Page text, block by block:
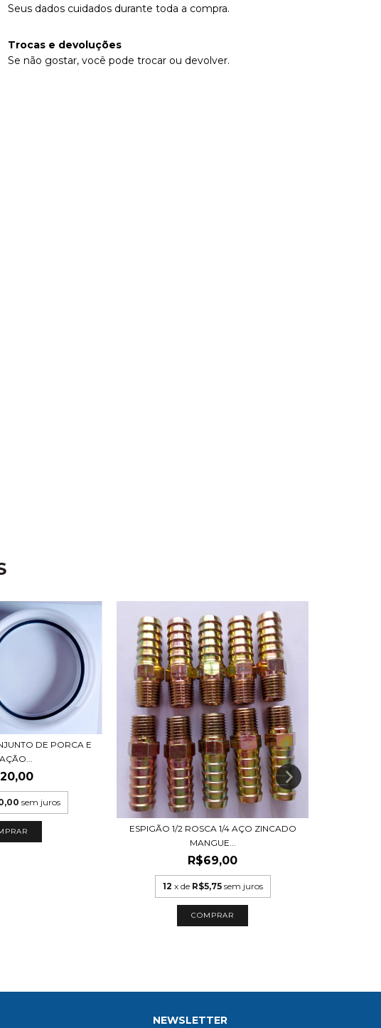
Seus dados cuidados durante toda a compra.
Trocas e devoluções
Se não gostar, você pode trocar ou devolver.
DE PORCA E
sem juros
ESPIGÃO 1/2 ROSCA 1/4 AÇO ZINCADO
MANGUE...
R$69,00
12 x de R$5,75 sem juros
NEWSLETTER